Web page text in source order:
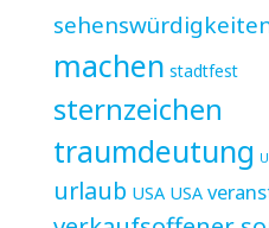
machen stadtfest
sternzeichen
traumdeutung
urlaub USA USA